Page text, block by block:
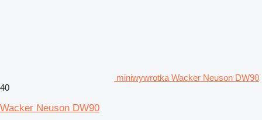
miniwywrotka Wacker Neuson DW90
40
Wacker Neuson DW90